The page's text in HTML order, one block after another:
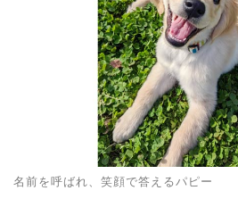
名前を呼ばれ、笑顔で答えるパピー